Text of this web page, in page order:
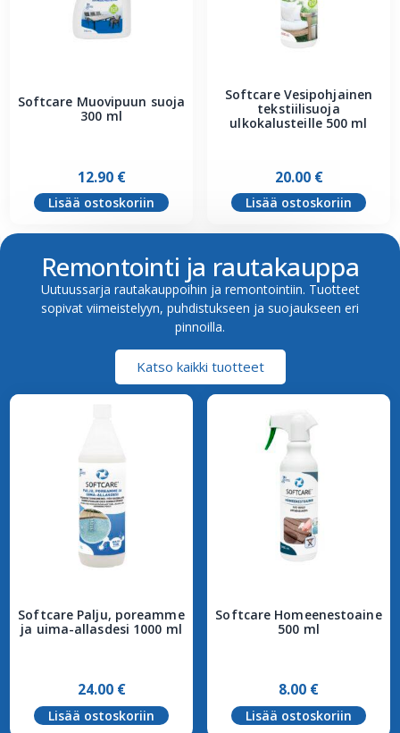
Softcare Muovipuun suoja
300 ml
12.90 €
Lisää ostoskoriin
Softcare Vesipohjainen
tekstiilisuoja
ulkokalusteille 500 ml
20.00 €
Lisää ostoskoriin
Remontointi ja rautakauppa
Uutuussarja rautakauppoihin ja remontointiin. Tuotteet
sopivat viimeistelyyn, puhdistukseen ja suojaukseen eri
pinnoilla.
Katso kaikki tuotteet
Softcare Palju, poreamme
ja uima-allasdesi 1000 ml
24.00 €
Lisää ostoskoriin
Softcare Homeenestoaine
500 ml
8.00 €
Lisää ostoskoriin